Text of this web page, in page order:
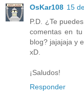
OsKar108 15
P.D. ¿Te
comentas en
blog? jajajaja y
xD.
¡Saludos!
Responder